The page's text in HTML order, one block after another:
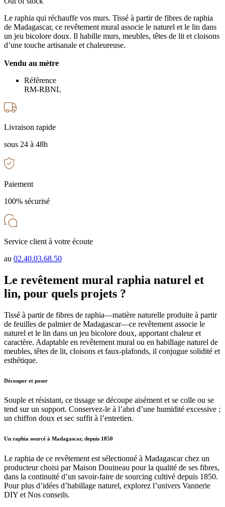
Le raphia qui réchauffe vos murs. Tissé à partir de fibres de raphia
de Madagascar, ce revêtement mural associe le naturel et le lin dans
un jeu bicolore doux. Il habille murs, meubles, têtes de lit et cloisons
d’une touche artisanale et chaleureuse.
Vendu au mètre
Référence
RM-RBNL
Livraison rapide
sous 24 à 48h
Paiement
100% sécurisé
Service client à votre écoute
au 02.40.03.68.50
Le revêtement mural raphia naturel et
lin, pour quels projets ?
Tissé à partir de fibres de raphia—matière naturelle produite à partir
de feuilles de palmier de Madagascar—ce revêtement associe le
naturel et le lin dans un jeu bicolore doux, apportant chaleur et
caractère. Adaptable en revêtement mural ou en habillage naturel de
meubles, têtes de lit, cloisons et faux-plafonds, il conjugue solidité et
esthétique.
Découper et poser
Souple et résistant, ce tissage se découpe aisément et se colle ou se
tend sur un support. Conservez-le à l’abri d’une humidité excessive ;
un chiffon doux et sec suffit à l’entretien.
Un raphia sourcé à Madagascar, depuis 1850
Le raphia de ce revêtement est sélectionné à Madagascar chez un
producteur choisi par Maison Douineau pour la qualité de ses fibres,
dans la continuité d’un savoir-faire de sourcing cultivé depuis 1850.
Pour plus d’idées d’habillage naturel, explorez l’univers Vannerie
DIY et Nos conseils.